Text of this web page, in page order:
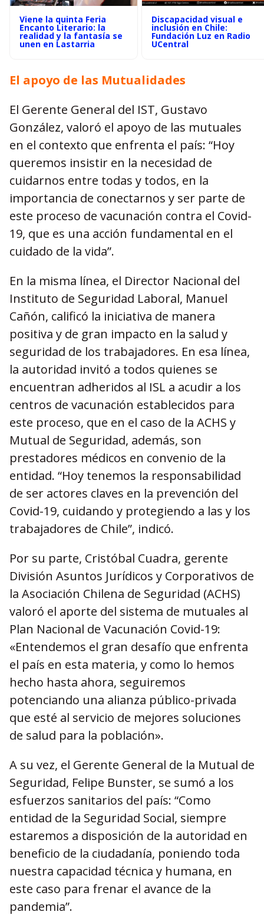
Viene la quinta Feria
Encanto Literario: la
realidad y la fantasía se
unen en Lastarria
Discapacidad visual e
inclusión en Chile:
Fundación Luz en Radio
UCentral
El apoyo de las Mutualidades
El Gerente General del IST, Gustavo
González, valoró el apoyo de las mutuales
en el contexto que enfrenta el país: “Hoy
queremos insistir en la necesidad de
cuidarnos entre todas y todos, en la
importancia de conectarnos y ser parte de
este proceso de vacunación contra el Covid-
19, que es una acción fundamental en el
cuidado de la vida”.
En la misma línea, el Director Nacional del
Instituto de Seguridad Laboral, Manuel
Cañón, calificó la iniciativa de manera
positiva y de gran impacto en la salud y
seguridad de los trabajadores. En esa línea,
la autoridad invitó a todos quienes se
encuentran adheridos al ISL a acudir a los
centros de vacunación establecidos para
este proceso, que en el caso de la ACHS y
Mutual de Seguridad, además, son
prestadores médicos en convenio de la
entidad. “Hoy tenemos la responsabilidad
de ser actores claves en la prevención del
Covid-19, cuidando y protegiendo a las y los
trabajadores de Chile”, indicó.
Por su parte, Cristóbal Cuadra, gerente
División Asuntos Jurídicos y Corporativos de
la Asociación Chilena de Seguridad (ACHS)
valoró el aporte del sistema de mutuales al
Plan Nacional de Vacunación Covid-19:
«Entendemos el gran desafío que enfrenta
el país en esta materia, y como lo hemos
hecho hasta ahora, seguiremos
potenciando una alianza público-privada
que esté al servicio de mejores soluciones
de salud para la población».
A su vez, el Gerente General de la Mutual de
Seguridad, Felipe Bunster, se sumó a los
esfuerzos sanitarios del país: “Como
entidad de la Seguridad Social, siempre
estaremos a disposición de la autoridad en
beneficio de la ciudadanía, poniendo toda
nuestra capacidad técnica y humana, en
este caso para frenar el avance de la
pandemia”.